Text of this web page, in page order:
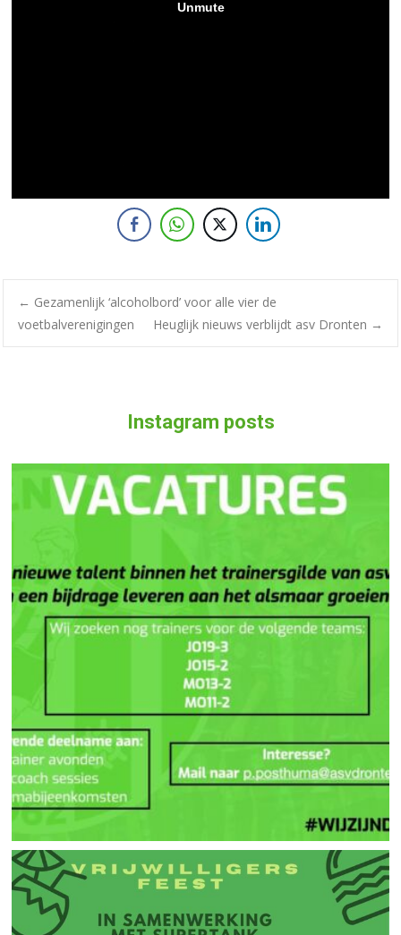
← Gezamenlijk ‘alcoholbord’ voor alle vier de
voetbalverenigingen
Heuglijk nieuws verblijdt asv Dronten →
Instagram posts